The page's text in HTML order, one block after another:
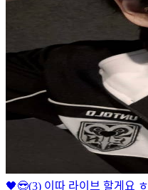
🖤😎(3) 이따 라이브 할게요 ㅎ